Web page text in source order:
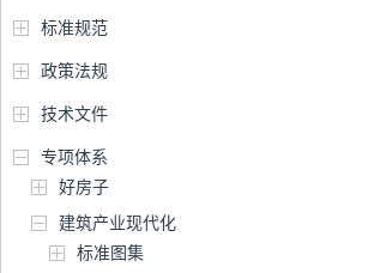
标准规范
政策法规
技术文件
专项体系
好房子
建筑产业现代化
标准图集